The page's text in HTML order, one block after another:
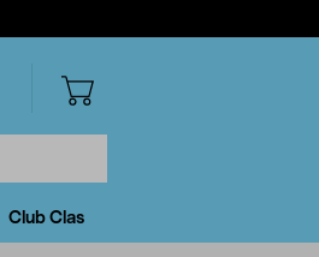
Club Clas